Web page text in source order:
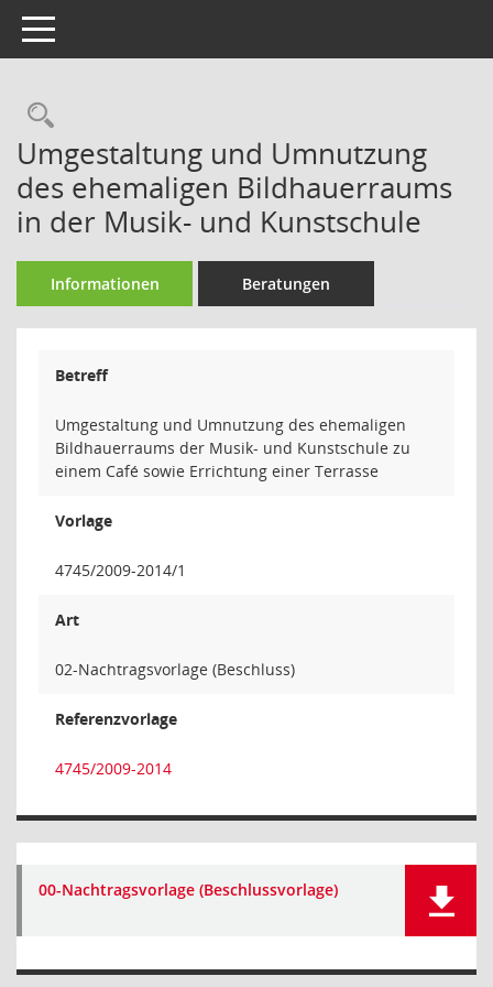
Toggle navigation
Rechercheauswahl
Umgestaltung und Umnutzung
des ehemaligen Bildhauerraums
in der Musik- und Kunstschule
Informationen Beratungen
Betreff
Umgestaltung und Umnutzung des ehemaligen
Bildhauerraums der Musik- und Kunstschule zu
einem Café sowie Errichtung einer Terrasse
Vorlage
4745/2009-2014/1
Art
02-Nachtragsvorlage (Beschluss)
Referenzvorlage
4745/2009-2014
00-Nachtragsvorlage (Beschlussvorlage)